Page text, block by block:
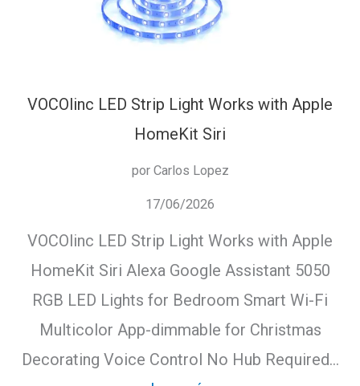
VOCOlinc LED Strip Light Works with Apple
HomeKit Siri
por Carlos Lopez
17/06/2026
VOCOlinc LED Strip Light Works with Apple
HomeKit Siri Alexa Google Assistant 5050
RGB LED Lights for Bedroom Smart Wi-Fi
Multicolor App-dimmable for Christmas
Decorating Voice Control No Hub Required…